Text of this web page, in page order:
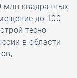
млн квадратных
до 100
тесно
в области